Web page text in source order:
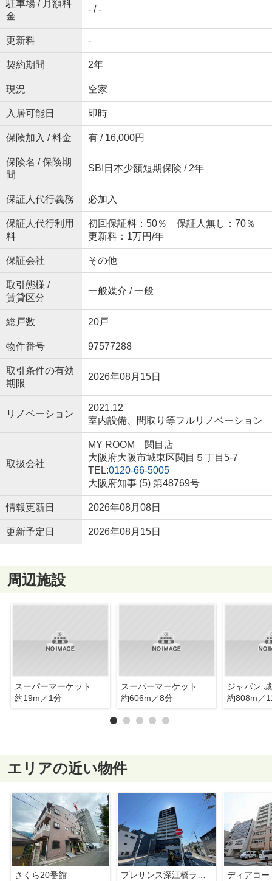
駐車場 / 月額料
金
- / -
更新料 -
契約期間 2年
現況 空家
入居可能日 即時
保険加入 / 料金 有 / 16,000円
保険名 / 保険期
間
SBI日本少額短期保険 / 2年
保証人代行義務 必加入
保証人代行利用
料
初回保証料：50％ 保証人無し：70％
更新料：1万円/年
保証会社 その他
取引態様 /
賃貸区分
一般媒介 / 一般
総戸数 20戸
物件番号 97577288
取引条件の有効
期限
2026年08月15日
リノベーション
2021.12
室内設備、間取り等フルリノベーション
取扱会社
MY ROOM 関目店
大阪府大阪市城東区関目５丁目5-7
TEL:0120-66-5005
大阪府知事 (5) 第48769号
情報更新日 2026年08月08日
更新予定日 2026年08月15日
周辺施設
約19m／1分
約606m／8分
ジャパン
約808m／
エリアの近い物件
さくら20番館